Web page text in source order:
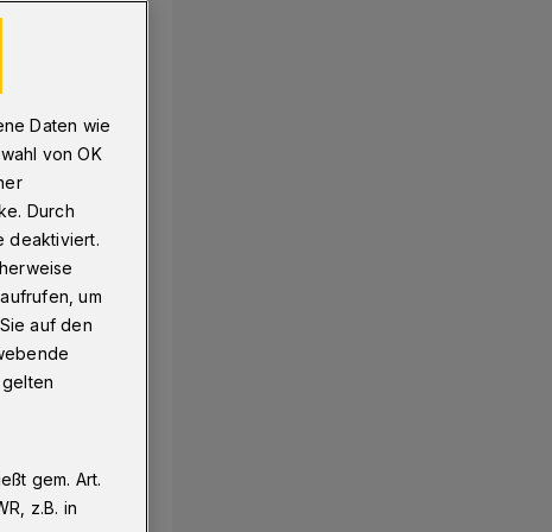
Daten wie
von OK
Durch
deaktiviert.
um
auf den
gem. Art.
z.B. in